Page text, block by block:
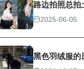
路边拍照总拍
2025-06-05
黑色羽绒服的